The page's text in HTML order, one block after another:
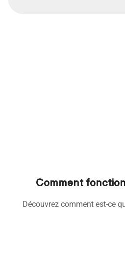
Comment
Découvrez comment est-ce